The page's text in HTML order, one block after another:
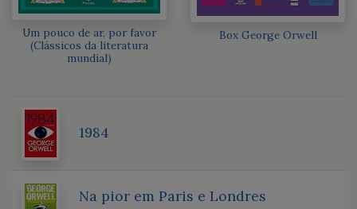
Um pouco de ar, por favor
(Clássicos da literatura
mundial)
Box George Orwell
1984
Na pior em Paris e Londres